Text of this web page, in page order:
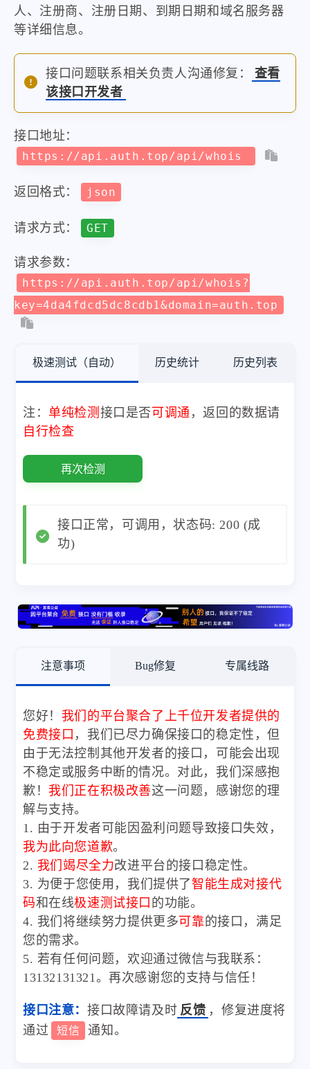
人、注册商、注册日期、到期日期和域名服务器
等详细信息。
接口问题联系相关负责人沟通修复：
查看
该接口开发者
接口地址：
https://api.auth.top/api/whois
返回格式： json
请求方式： GET
请求参数：
https://api.auth.top/api/whois?
key=4da4fdcd5dc8cdb1&domain=auth.top
极速测试（自动） 历史统计 历史列表
注： 单纯检测 接口是否 可调通 ，返回的数据请
自行检查
再次检测
接口正常，可调用，状态码: 200 (成
功)
注意事项 Bug修复 专属线路
您好！ 我们的平台聚合了上千位开发者提供的
免费接口 ，我们已尽力确保接口的稳定性，但
由于无法控制其他开发者的接口，可能会出现
不稳定或服务中断的情况。对此，我们深感抱
歉！ 我们正在积极改善这一问题，感谢您的理
解与支持。
1. 由于开发者可能因盈利问题导致接口失效，
我为此向您道歉。
2. 我们竭尽全力改进平台的接口稳定性。
3. 为便于您使用，我们提供了智能生成对接代
码和在线极速测试接口 的功能。
4. 我们将继续努力提供更多可靠的接口，满足
您的需求。
5. 若有任何问题，欢迎通过微信与我联系：
13132131321。再次感谢您的支持与信任！
接口注意： 接口故障请及时 反馈 ，修复进度将
通过
短信 通知。